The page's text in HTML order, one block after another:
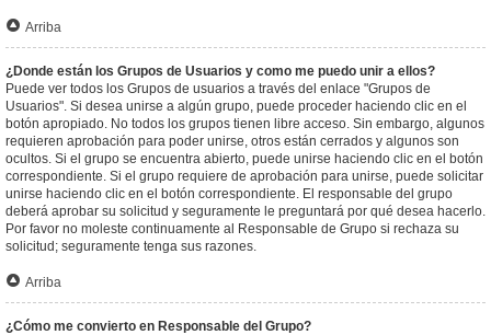
Arriba
¿Donde están los Grupos de Usuarios y como me puedo unir a ellos?
Puede ver todos los Grupos de usuarios a través del enlace "Grupos de
Usuarios". Si desea unirse a algún grupo, puede proceder haciendo clic en el
botón apropiado. No todos los grupos tienen libre acceso. Sin embargo, algunos
requieren aprobación para poder unirse, otros están cerrados y algunos son
ocultos. Si el grupo se encuentra abierto, puede unirse haciendo clic en el botón
correspondiente. Si el grupo requiere de aprobación para unirse, puede solicitar
unirse haciendo clic en el botón correspondiente. El responsable del grupo
deberá aprobar su solicitud y seguramente le preguntará por qué desea hacerlo.
Por favor no moleste continuamente al Responsable de Grupo si rechaza su
solicitud; seguramente tenga sus razones.
Arriba
¿Cómo me convierto en Responsable del Grupo?